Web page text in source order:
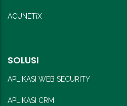
ACUNETiX
SOLUSI
APLIKASI WEB SECURITY
APLIKASI CRM